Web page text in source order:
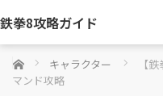
鉄拳8攻略ガイド
ホーム キャラクター
【
マンド攻略